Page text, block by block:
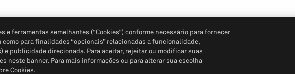
e ferramentas semelhantes (“Cookies”) conforme necessário para fornecer
para finalidades “opcionais” relacionadas a funcionalidade,
e publicidade direcionada. Para aceitar, rejeitar ou modificar suas
neste banner. Para mais informações ou para alterar sua escolha
Cookies.